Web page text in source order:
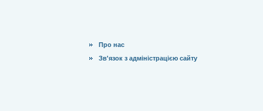
Про нас
Зв'язок з адміністрацією сайту